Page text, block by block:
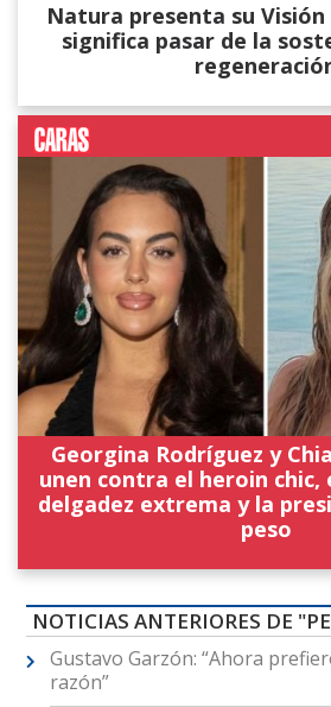
Natura presenta su Visión
significa pasar de la
Georgina Rodríguez y
unen contra el heroin chic,
delgadez extrema y la
peso
NOTICIAS ANTERIORES DE
Gustavo Garzón: “Ahora
razón”